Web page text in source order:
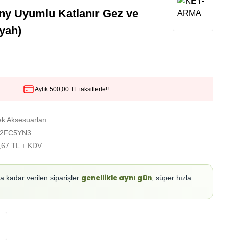
Uyumlu Katlanır Gez ve
Aylık 500,00 TL taksitlerle!!
Aksesuarları
TL + KDV
kadar verilen siparişler genellikle aynı gün , süper hızla